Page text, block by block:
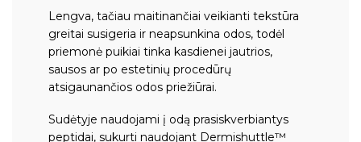
Lengva, tačiau maitinančiai veikianti tekstūra
greitai susigeria ir neapsunkina odos, todėl
priemonė puikiai tinka kasdienei jautrios,
sausos ar po estetinių procedūrų
atsigaunančios odos priežiūrai.
Sudėtyje naudojami į odą prasiskverbiantys
peptidai, sukurti naudojant Dermishuttle™